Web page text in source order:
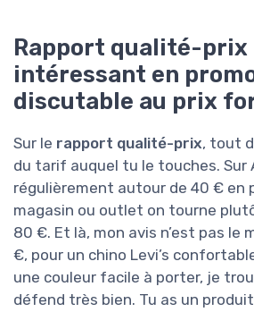
Rapport qualité-prix
intéressant en
discutable au prix
Sur le rapport qualité-prix, tout
du tarif auquel tu le touches. Sur
régulièrement autour de 40 € en
magasin ou outlet on tourne
80 €. Et là, mon avis n’est pas le
€, pour un chino Levi’s
une couleur facile à porter, je
défend très bien. Tu as un